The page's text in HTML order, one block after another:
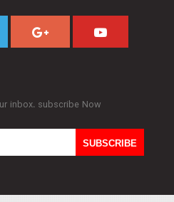
inbox. subscribe Now